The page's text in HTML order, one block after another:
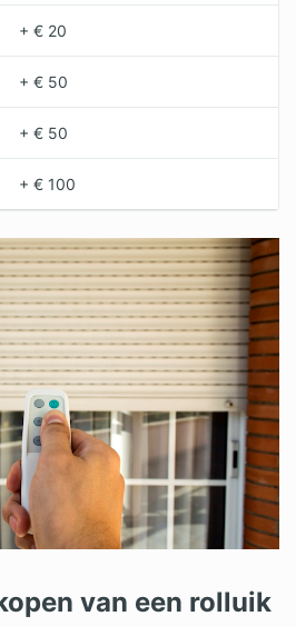
+ € 20
+ € 50
+ € 50
+ € 100
van een rolluik